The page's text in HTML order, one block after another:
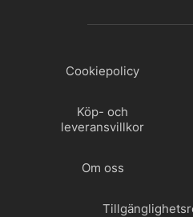
Cookiepolicy
Köp- och
leveransvillkor
Om oss